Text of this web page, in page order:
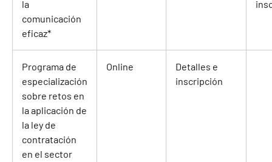
la
comunicación
eficaz*
Programa de
especialización
sobre retos en
la aplicación de
la ley de
contratación
en el sector
Online
Detalles e
inscripción